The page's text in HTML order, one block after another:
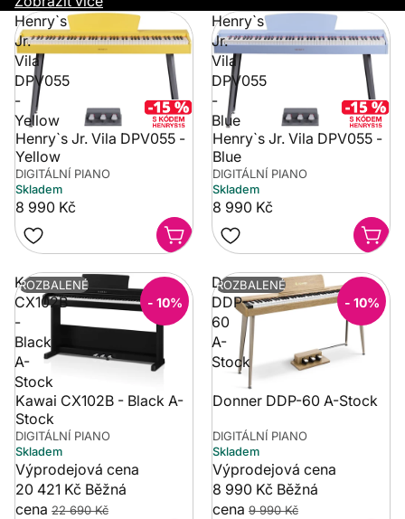
dostupnější řešení pro hráče, kteří nemají pro akustický
klavír dostatečný prostor nebo chtějí hrát se sluchátky.
Většina digitálních pian disponuje zvukem opravdových
pian, ale i dalšími zvuky a užitečnými funkcemi.
Henry`s
Jr.
Vila
DPV055
-
Yellow
Henry`s Jr. Vila DPV055 -
Yellow
DIGITÁLNÍ PIANO
Skladem
8 990 Kč
Henry`s
Jr.
Vila
DPV055
-
Blue
Henry`s Jr. Vila DPV055 -
Blue
DIGITÁLNÍ PIANO
Skladem
8 990 Kč
Kawai
CX102B
-
Black
A-
Stock
ROZBALENÉ
- 10%
Kawai CX102B - Black A-
Stock
DIGITÁLNÍ PIANO
Skladem
Výprodejová cena
20 421 Kč Běžná
cena 22 690 Kč
Donner
DDP-
60
A-
Stock
ROZBALENÉ
- 10%
Donner DDP-60 A-Stock
DIGITÁLNÍ PIANO
Skladem
Výprodejová cena
8 990 Kč Běžná
cena 9 990 Kč